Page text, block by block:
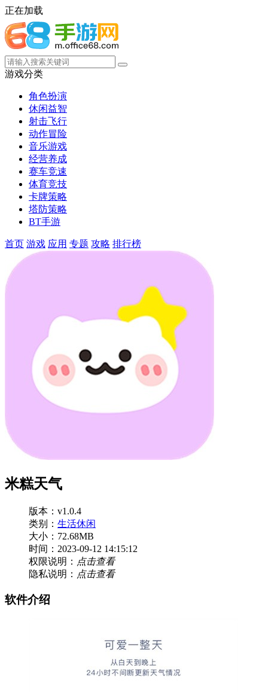
正在加载
游戏分类
角色扮演
休闲益智
射击飞行
动作冒险
音乐游戏
经营养成
赛车竞速
体育竞技
卡牌策略
塔防策略
BT手游
首页 游戏 应用 专题 攻略 排行榜
米糕天气
版本：v1.0.4
类别： 生活休闲
大小：72.68MB
时间：2023-09-12 14:15:12
权限说明： 点击查看
隐私说明： 点击查看
软件介绍